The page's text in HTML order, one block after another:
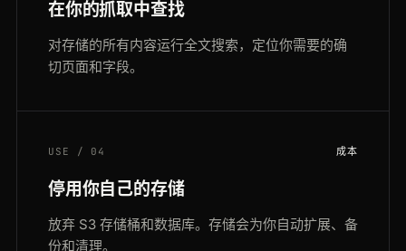
在你的抓取中查找
对存储的所有内容运行全文搜索，定位你需要的确
切页面和字段。
USE / 04 成本
停用你自己的存储
放弃 S3 存储桶和数据库。存储会为你自动扩展、备
份和清理。